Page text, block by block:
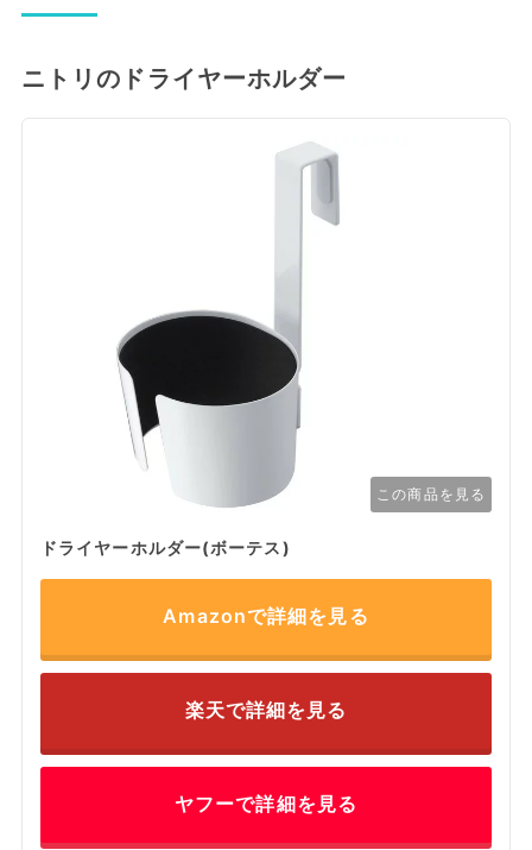
ニトリのドライヤーホルダー
この商品を見る
ドライヤーホルダー(ボーテス)
Amazonで詳細を見る
楽天で詳細を見る
ヤフーで詳細を見る